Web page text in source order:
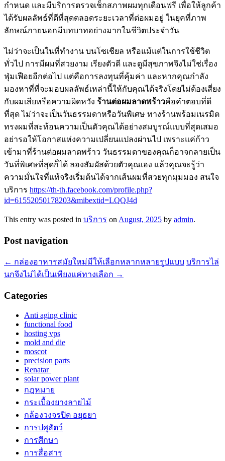
กำหนด และมีบริการตรวจเช็กสภาพผมทุกเดือนฟรี เพื่อให้ลูกค้า
ได้รับผลลัพธ์ที่ดีที่สุดตลอดระยะเวลาที่ต่อผมอยู่ ในยุคที่ภาพ
ลักษณ์ภายนอกมีบทบาทอย่างมากในชีวิตประจำวัน
ไม่ว่าจะเป็นในที่ทำงาน บนโซเชียล หรือแม้แต่ในการใช้ชีวิต
ทั่วไป การมีผมที่สวยงาม เรียงตัวดี และดูมีสุขภาพจึงไม่ใช่เรื่อง
ฟุ่มเฟือยอีกต่อไป แต่คือการลงทุนที่คุ้มค่า และหากคุณกำลัง
มองหาที่ที่จะมอบผลลัพธ์เหล่านี้ให้กับคุณได้จริงโดยไม่ต้องเสี่ยง
กับผมเสียหรือความผิดหวัง ร้านต่อผมลาดพร้าวคือคำตอบที่ดี
ที่สุด ไม่ว่าจะเป็นวันธรรมดาหรือวันพิเศษ ทางร้านพร้อมเนรมิต
ทรงผมที่สะท้อนความเป็นตัวคุณได้อย่างสมบูรณ์แบบที่สุดเสมอ
อย่ารอให้โอกาสแห่งความเปลี่ยนแปลงผ่านไป เพราะแค่ก้าว
เข้ามาที่ร้านต่อผมลาดพร้าว วันธรรมดาของคุณก็อาจกลายเป็น
วันที่พิเศษที่สุดก็ได้ ลองสัมผัสด้วยตัวคุณเอง แล้วคุณจะรู้ว่า
ความมั่นใจที่แท้จริงเริ่มต้นได้จากเส้นผมที่สวยทุกมุมมอง สนใจ
บริการ https://th-th.facebook.com/profile.php?
id=61552050178203&mibextid=LQQJ4d
This entry was posted in บริการ on August, 2025 by admin.
Post navigation
← กล่องอาหารสมัยใหม่มีให้เลือกหลากหลายรูปแบบ บริการไล่
นกจึงไม่ได้เป็นเพียงแค่ทางเลือก →
Categories
Anti aging clinic
functional food
hosting vps
mold and die
moscot
precision parts
Renatar
solar power plant
กฎหมาย
กระเบื้องยางลายไม้
กล้องวงจรปิด อยุธยา
การปศุสัตว์
การศึกษา
การสื่อสาร